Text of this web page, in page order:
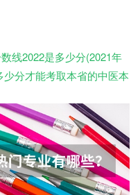
线2022是多少分(2021年
分才能考取本省的中医本